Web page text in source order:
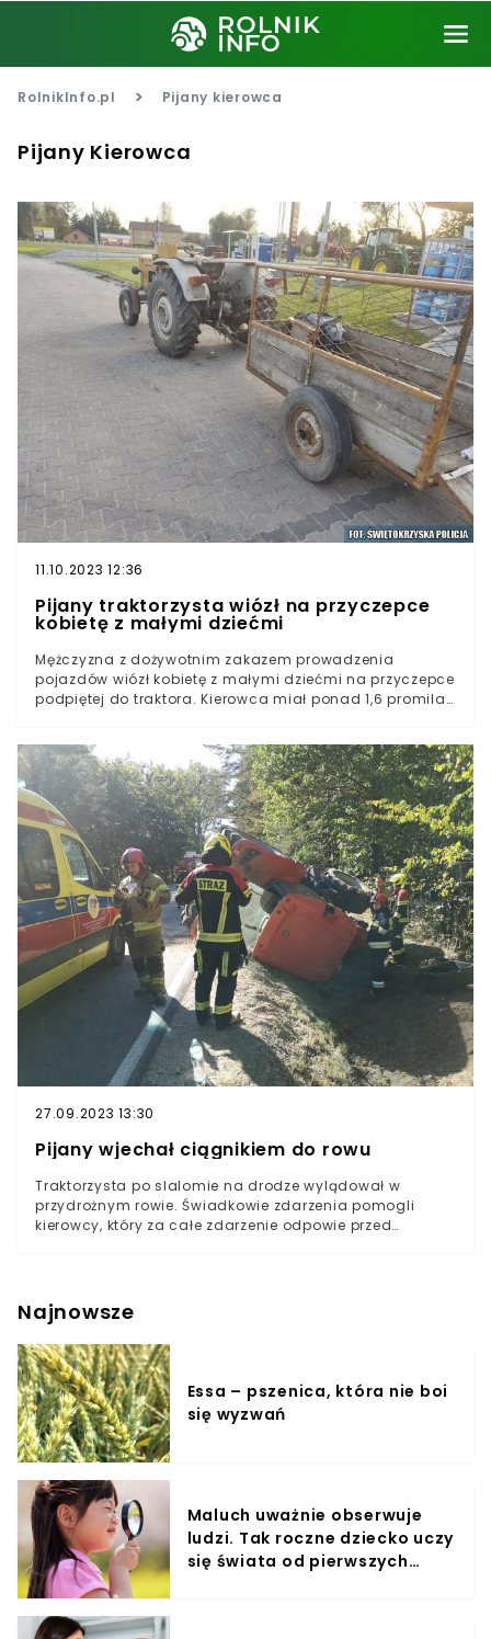
RolnikInfo.pl > Pijany kierowca
Pijany Kierowca
11.10.2023 12:36
Pijany traktorzysta wiózł na przyczepce
kobietę z małymi dziećmi
Mężczyzna z dożywotnim zakazem prowadzenia
pojazdów wiózł kobietę z małymi dziećmi na przyczepce
podpiętej do traktora. Kierowca miał ponad 1,6 promila
27.09.2023 13:30
Pijany wjechał ciągnikiem do rowu
Traktorzysta po slalomie na drodze wylądował w
przydrożnym rowie. Świadkowie zdarzenia pomogli
kierowcy, który za całe zdarzenie odpowie przed
Najnowsze
Essa – pszenica, która nie boi
się wyzwań
Maluch uważnie obserwuje
ludzi. Tak roczne dziecko uczy
się świata od pierwszych